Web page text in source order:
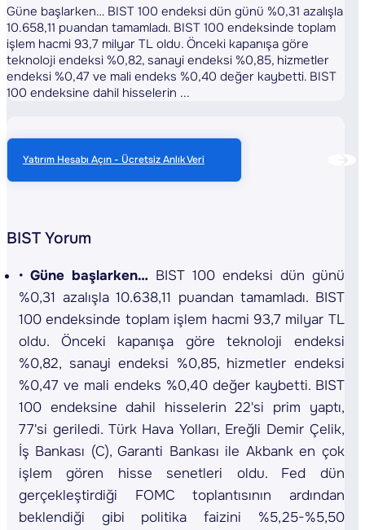
Güne başlarken… BIST 100 endeksi dün günü %0,31 azalışla
10.658,11 puandan tamamladı. BIST 100 endeksinde toplam
işlem hacmi 93,7 milyar TL oldu. Önceki kapanışa göre
teknoloji endeksi %0,82, sanayi endeksi %0,85, hizmetler
endeksi %0,47 ve mali endeks %0,40 değer kaybetti. BIST
100 endeksine dahil hisselerin ...
Yatırım Hesabı Açın - Ücretsiz Anlık Veri
BIST Yorum
Güne başlarken… BIST 100 endeksi dün günü
%0,31 azalışla 10.638,11 puandan tamamladı. BIST
100 endeksinde toplam işlem hacmi 93,7 milyar TL
oldu. Önceki kapanışa göre teknoloji endeksi
%0,82, sanayi endeksi %0,85, hizmetler endeksi
%0,47 ve mali endeks %0,40 değer kaybetti. BIST
100 endeksine dahil hisselerin 22'si prim yaptı,
77'si geriledi. Türk Hava Yolları, Ereğli Demir Çelik,
İş Bankası (C), Garanti Bankası ile Akbank en çok
işlem gören hisse senetleri oldu. Fed dün
gerçekleştirdiği FOMC toplantısının ardından
beklendiği gibi politika faizini %5,25-%5,50